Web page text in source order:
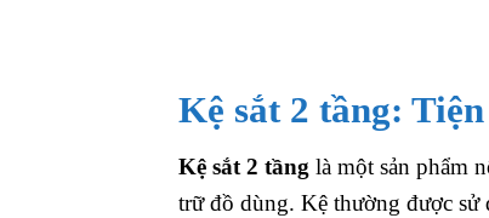
Kệ sắt 2 tầng:
Kệ sắt 2 tầng là một sản phẩm
trữ đồ dùng. Kệ thường được sử